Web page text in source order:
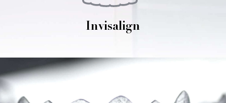
Invisalign